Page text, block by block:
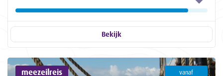
Bekijk
meezeilreis vanaf